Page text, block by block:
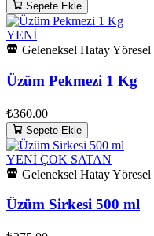
Sepete Ekle
YENİ
Geleneksel Hatay Yöresel
Üzüm Pekmezi 1 Kg
₺360.00
Sepete Ekle
YENİ ÇOK SATAN
Geleneksel Hatay Yöresel
Üzüm Sirkesi 500 ml